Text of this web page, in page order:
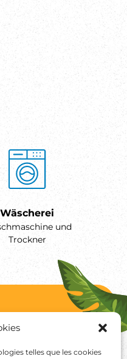
telles que les cookies
Wäscherei
und
Trockner
Ihren